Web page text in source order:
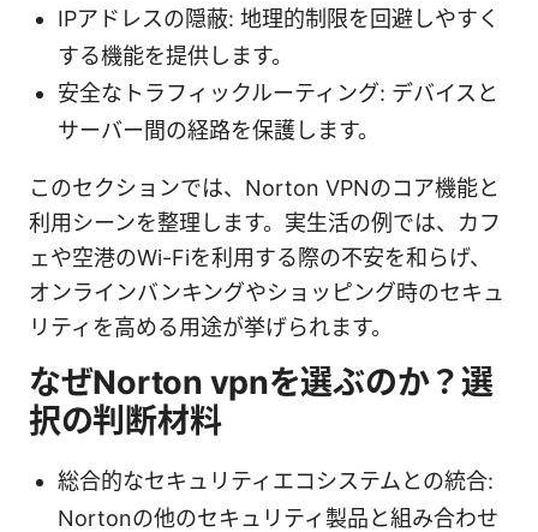
IPアドレスの隠蔽: 地理的制限を回避しやすく
する機能を提供します。
安全なトラフィックルーティング: デバイスと
サーバー間の経路を保護します。
このセクションでは、Norton VPNのコア機能と
利用シーンを整理します。実生活の例では、カフ
ェや空港のWi-Fiを利用する際の不安を和らげ、
オンラインバンキングやショッピング時のセキュ
リティを高める用途が挙げられます。
なぜNorton vpnを選ぶのか？選
択の判断材料
総合的なセキュリティエコシステムとの統合:
Nortonの他のセキュリティ製品と組み合わせ